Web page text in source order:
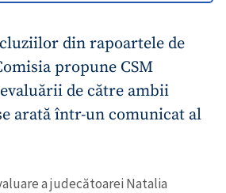
din rapoartele de
propune CSM
de către ambii
arată într-un comunicat al
a judecătoarei Natalia